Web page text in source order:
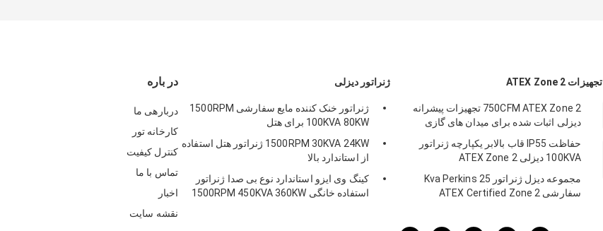
در باره
دربارهی ما
کارخانه تور
کنترل کیفیت
تماس با ما
اخبار
نقشه سایت
ژنراتور دیزلی
ژنراتور خنک کننده مایع سفارشی 1500RPM
100KVA 80KW برای هتل
1500RPM 30KVA 24KW ژنراتور هتل استفاده
از استاندارد بالا
کینگ وی ایزو استاندارد نوع بی صدا ژنراتور
استفاده خانگی 1500RPM 450KVA 360KW
تجهیزات ATEX Zone 2
750CFM ATEX Zone 2 تجهیزات پیشرانه
دیزلی اثبات شده برای میدان های گازی
حفاظت IP55 قاب بالابر یکپارچه ژنراتور
100KVA دیزلی ATEX Zone 2
مجموعه دیزل ژنراتور 25 Kva Perkins
سفارشی ATEX Certified Zone 2